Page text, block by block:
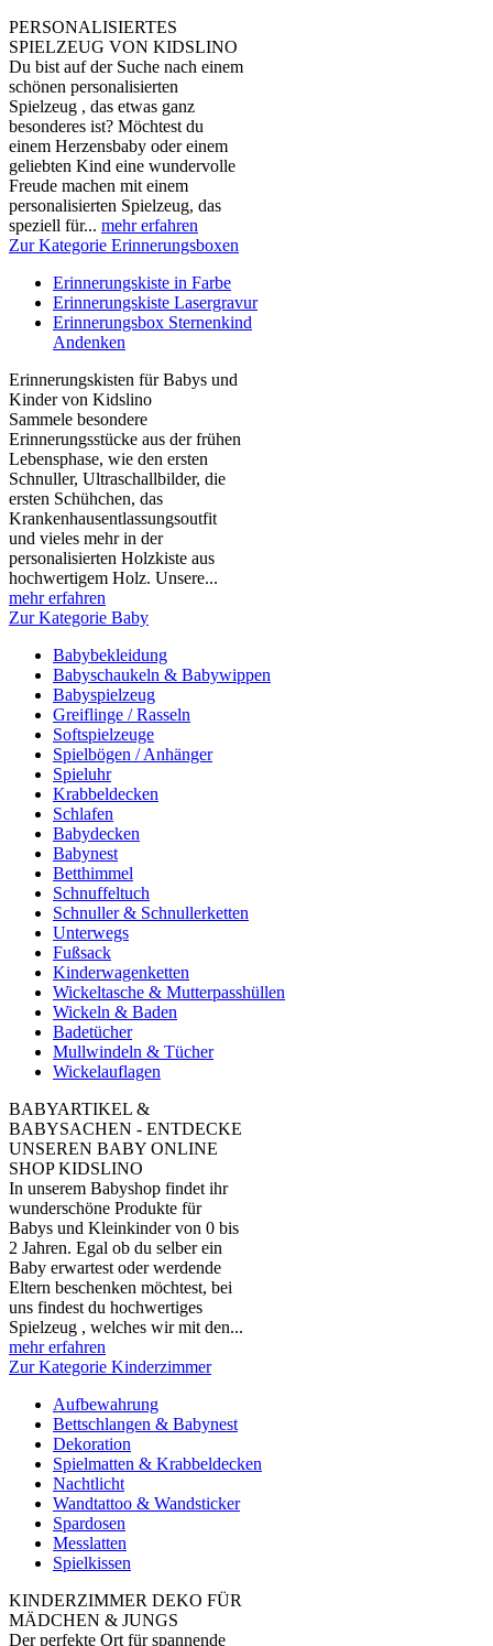
PERSONALISIERTES
SPIELZEUG VON KIDSLINO
Du bist auf der Suche nach einem
schönen personalisierten
Spielzeug , das etwas ganz
besonderes ist? Möchtest du
einem Herzensbaby oder einem
geliebten Kind eine wundervolle
Freude machen mit einem
personalisierten Spielzeug, das
speziell für... mehr erfahren
Zur Kategorie Erinnerungsboxen
Erinnerungskiste in Farbe
Erinnerungskiste Lasergravur
Erinnerungsbox Sternenkind
Andenken
Erinnerungskisten für Babys und
Kinder von Kidslino
Sammele besondere
Erinnerungsstücke aus der frühen
Lebensphase, wie den ersten
Schnuller, Ultraschallbilder, die
ersten Schühchen, das
Krankenhausentlassungsoutfit
und vieles mehr in der
personalisierten Holzkiste aus
hochwertigem Holz. Unsere...
mehr erfahren
Zur Kategorie Baby
Babybekleidung
Babyschaukeln & Babywippen
Babyspielzeug
Greiflinge / Rasseln
Softspielzeuge
Spielbögen / Anhänger
Spieluhr
Krabbeldecken
Schlafen
Babydecken
Babynest
Betthimmel
Schnuffeltuch
Schnuller & Schnullerketten
Unterwegs
Fußsack
Kinderwagenketten
Wickeltasche & Mutterpasshüllen
Wickeln & Baden
Badetücher
Mullwindeln & Tücher
Wickelauflagen
BABYARTIKEL &
BABYSACHEN - ENTDECKE
UNSEREN BABY ONLINE
SHOP KIDSLINO
In unserem Babyshop findet ihr
wunderschöne Produkte für
Babys und Kleinkinder von 0 bis
2 Jahren. Egal ob du selber ein
Baby erwartest oder werdende
Eltern beschenken möchtest, bei
uns findest du hochwertiges
Spielzeug , welches wir mit den...
mehr erfahren
Zur Kategorie Kinderzimmer
Aufbewahrung
Bettschlangen & Babynest
Dekoration
Spielmatten & Krabbeldecken
Nachtlicht
Wandtattoo & Wandsticker
Spardosen
Messlatten
Spielkissen
KINDERZIMMER DEKO FÜR
MÄDCHEN & JUNGS
Der perfekte Ort für spannende